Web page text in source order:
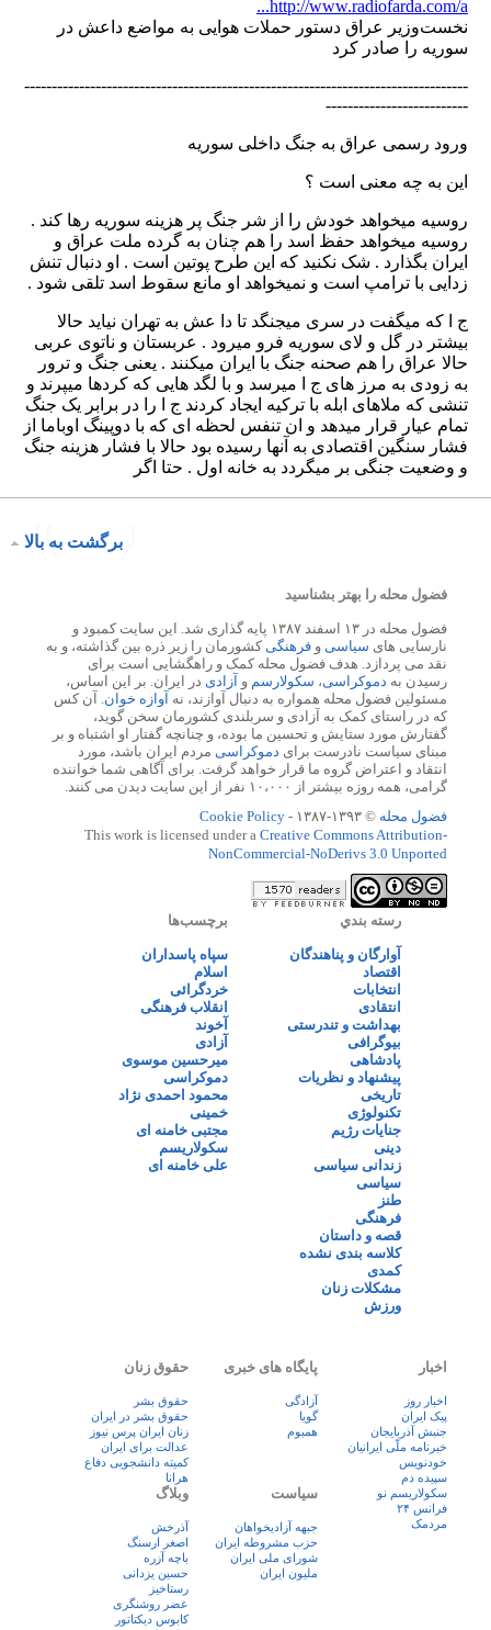
برگشت به بالا
فضول محله را بهتر بشناسید
فضول محله در ۱۳ اسفند ۱۳۸۷ پایه گذاری شد. این سایت کمبود و
نارسایی های سیاسی و فرهنگیکشورمان را زیر ذره بین گذاشته، و به
نقد می پردازد. هدف فضول محله کمک و راهگشایی است برای
رسیدن به دموکراسی، سکولارسم و آزادی در ایران. بر این اساس،
مسئولین فضول محله همواره به دنبال آوازند، نه آوازه خوان. آن کس
که در راستای کمک به آزادی و سربلندی کشورمان سخن گوید،
گفتارش مورد ستایش و تحسین ما بوده، و چنانچه گفتار او اشتباه و بر
مبنای سیاست نادرست برای دموکراسی مردم ایران باشد، مورد
انتقاد و اعتراض گروه ما قرار خواهد گرفت. برای آگاهی شما خواننده
گرامی، همه روزه بیشتر از ۱۰،۰۰۰ نفر از این سایت دیدن می کنند.
فضول محله © ۱۳۹۳-۱۳۸۷ -
Cookie Policy
This work is licensed under a Creative Commons Attribution-
NonCommercial-NoDerivs 3.0 Unported
رسته بندي
آوارگان و پناهندگان
اقتصاد
انتخابات
انتقادی
بهداشت و تندرستی
بیوگرافی
پادشاهی
پیشنهاد و نظریات
تاریخی
تکنولوژی
جنایات رژیم
دینی
زندانی سیاسی
سیاسی
طنز
فرهنگی
قصه و داستان
کلاسه بندی نشده
کمدی
مشکلات زنان
ورزش
برچسب‌ها
سپاه پاسداران
اسلام
خردگرائی
انقلاب فرهنگی
آخوند
آزادی
میرحسین موسوی
دموکراسی
محمود احمدی نژاد
خمینی
مجتبی خامنه ای
سکولاریسم
علی خامنه ای
اخبار
اخبار روز
پيک ايران
جنبش آذربایجان
خبرنامه ملّی ایرانیان
خودنویس
سپیده دم
سکولاریسم نو
فرانس ۲۴
مردمک
پایگاه های خبری
آزادگی
گویا
همبوم
حقوق زنان
حقوق بشر
حقوق بشر در ایران
زنان ايران پرس نيوز
عدالت برای ایران
کمیته دانشجویی دفاع
هرانا
سیاست
جبهه آزادیخواهان
حزب مشروطه ایران
شورای ملی ایران
ملیون ایران
وبلاگ
آذرخش
اصغر ارسنگ
باچه آزره
حسین یزدانی
رستاخیز
عضر روشنگری
کابوس دیکتاتور